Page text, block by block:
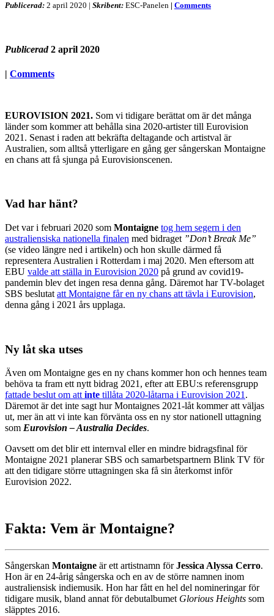
Publicerad: 2 april 2020 | Skribent: ESC-Panelen | Comments
Publicerad 2 april 2020
| Comments
EUROVISION 2021. Som vi tidigare berättat om är det många
länder som kommer att behålla sina 2020-artister till Eurovision
2021. Senast i raden att bekräfta deltagande och artistval är
Australien, som alltså ytterligare en gång ger sångerskan Montaigne
en chans att få sjunga på Eurovisionscenen.
Vad har hänt?
Det var i februari 2020 som Montaigne tog hem segern i den
australiensiska nationella finalen med bidraget ”Don’t Break Me”
(se video längre ned i artikeln) och hon skulle därmed få
representera Australien i Rotterdam i maj 2020. Men eftersom att
EBU valde att ställa in Eurovision 2020 på grund av covid19-
pandemin blev det ingen resa denna gång. Däremot har TV-bolaget
SBS beslutat att Montaigne får en ny chans att tävla i Eurovision,
denna gång i 2021 års upplaga.
Ny låt ska utses
Även om Montaigne ges en ny chans kommer hon och hennes team
behöva ta fram ett nytt bidrag 2021, efter att EBU:s referensgrupp
fattade beslut om attinte tillåta 2020-låtarna i Eurovision 2021.
Däremot är det inte sagt hur Montaignes 2021-låt kommer att väljas
ut, mer än att vi inte kan förvänta oss en ny stor nationell uttagning
som Eurovision – Australia Decides.
Oavsett om det blir ett internval eller en mindre bidragsfinal för
Montaigne 2021 planerar SBS och samarbetspartnern Blink TV för
att den tidigare större uttagningen ska få sin återkomst inför
Eurovision 2022.
Fakta: Vem är Montaigne?
Sångerskan Montaigne är ett artistnamn förJessica Alyssa Cerro.
Hon är en 24-årig sångerska och en av de större namnen inom
australiensisk indiemusik. Hon har fått en hel del nomineringar för
tidigare musik, bland annat för debutalbumet Glorious Heights som
släpptes 2016.